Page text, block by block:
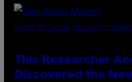
(PHOTO BY TAYLOR HILL/GETTY
This Researcher
Discovered the